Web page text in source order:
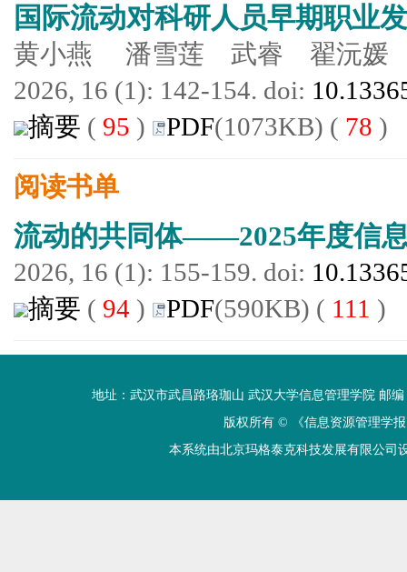
国际流动对科研人员早期职业
黄小燕 潘雪莲 武睿 翟沅媛
2026, 16 (1): 142-154. doi:
摘要 ( 95 ) PDF(1073KB) ( 78 )
阅读书单
流动的共同体——2025年度信
2026, 16 (1): 155-159. doi:
摘要 ( 94 ) PDF(590KB) ( 111 )
地址：武汉市武昌路珞珈山 武汉大学信息管理学院 邮编
版权所有 ©
《信息资源管理学
本系统由北京玛格泰克科技发展有限公司